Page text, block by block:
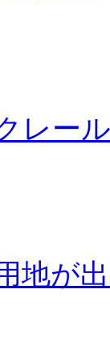
レー
地が